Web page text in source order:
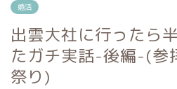
婚活
出雲大社に行ったら
たガチ実話-後編-(参
祭り)